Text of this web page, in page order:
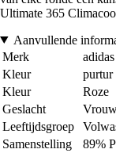
Ultimate 365
Aanvullende
Merk
adidas
Kleur
purtur
Kleur
Roze
Geslacht
Leeftijdsgroep
Samenstelling
89%